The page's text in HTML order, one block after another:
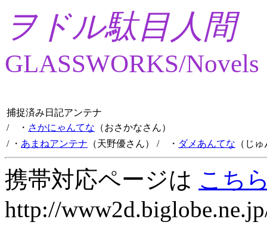
ヲドル駄目人間
GLASSWORKS/Novels
捕捉済み日記アンテナ
/ ・ さかにゃんてな （おさかなさん）
/ ・ あまねアンテナ （天野優さん） / ・ ダメあんてな （じ
携帯対応ページは こち
http://